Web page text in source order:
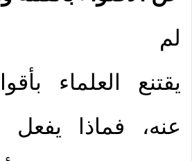
لم
يقتنع العلماء
عنه، فماذا